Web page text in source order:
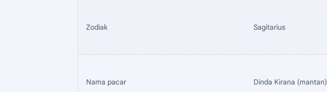
Zodiak Sagitarius
Nama pacar Dinda Kirana (mantan)